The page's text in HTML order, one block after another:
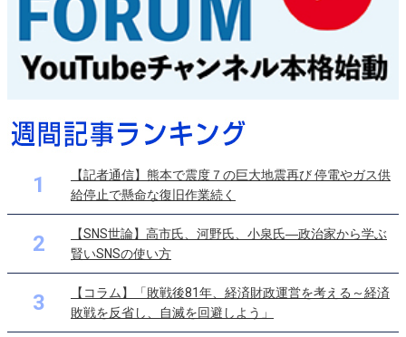
1
【記者通信】熊本で震度７の巨大地震再び 停電やガス供
給停止で懸命な復旧作業続く
2
【SNS世論】高市氏、河野氏、小泉氏―政治家から学ぶ
賢いSNSの使い方
3
【コラム】「敗戦後81年、経済財政運営を考える～経済
敗戦を反省し、自滅を回避しよう」